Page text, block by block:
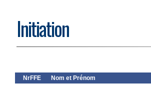
Initiation
NrFFE Nom et Prénom